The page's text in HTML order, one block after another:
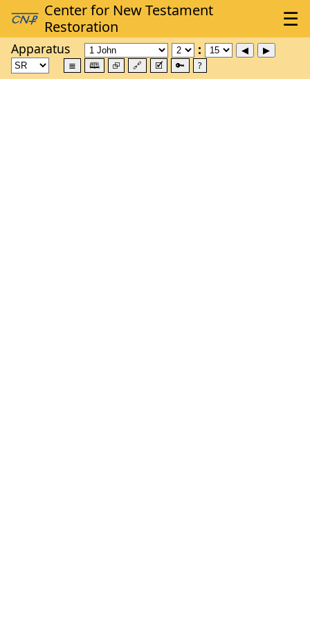
Apparatus
≣ 🕮 ⮺ 🔗 🗹 🔑 ?